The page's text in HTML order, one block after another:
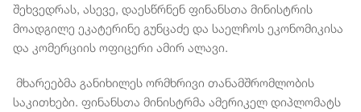
შეხვედრას, ასევე, დაესწრნენ ფინანსთა მინისტრის
მოადგილე ეკატერინე გუნცაძე და საელჩოს ეკონომიკისა
და კომერციის ოფიცერი ამირ ალავი.
მხარეებმა განიხილეს ორმხრივი თანამშრომლობის
საკითხები. ფინანსთა მინისტრმა ამერიკელ დიპლომატს